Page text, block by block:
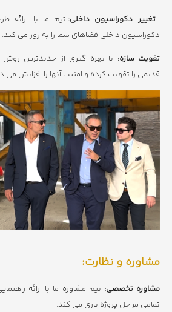
تغییر دکوراسیون داخلی: تیم ما با ارائه
دکوراسیون داخلی فضاهای شما را به روز می کند.
تقویت سازه: با بهره گیری از جدیدترین
قدیمی را تقویت کرده و امنیت آنها را افزایش می
مشاوره و نظارت:
مشاوره تخصصی: تیم مشاوره ما با ارائه
تمامی مراحل پروژه یاری می کند.